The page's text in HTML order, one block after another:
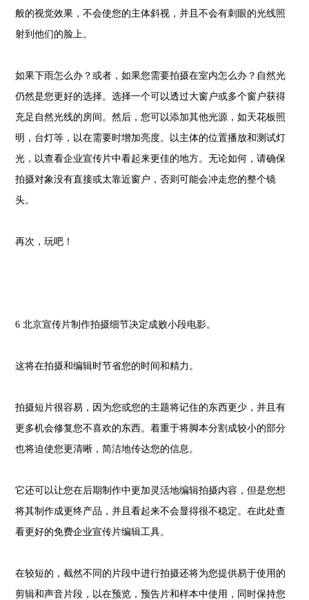
般的视觉效果，不会使您的主体斜视，并且不会有刺眼的光线照
射到他们的脸上。
如果下雨怎么办？或者，如果您需要拍摄在室内怎么办？自然光
仍然是您更好的选择。选择一个可以透过大窗户或多个窗户获得
充足自然光线的房间。然后，您可以添加其他光源，如天花板照
明，台灯等，以在需要时增加亮度。以主体的位置播放和测试灯
光，以查看企业宣传片中看起来更佳的地方。无论如何，请确保
拍摄对象没有直接或太靠近窗户，否则可能会冲走您的整个镜
头。
再次，玩吧！
6 北京宣传片制作拍摄细节决定成败小段电影。
这将在拍摄和编辑时节省您的时间和精力。
拍摄短片很容易，因为您或您的主题将记住的东西更少，并且有
更多机会修复您不喜欢的东西。着重于将脚本分割成较小的部分
也将迫使您更清晰，简洁地传达您的信息。
它还可以让您在后期制作中更加灵活地编辑拍摄内容，但是您想
将其制作成更终产品，并且看起来不会显得很不稳定。在此处查
看更好的免费企业宣传片编辑工具。
在较短的，截然不同的片段中进行拍摄还将为您提供易于使用的
剪辑和声音片段，以在预览，预告片和样本中使用，同时保持您